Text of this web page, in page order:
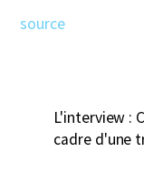
source
L'interview :
cadre d'une